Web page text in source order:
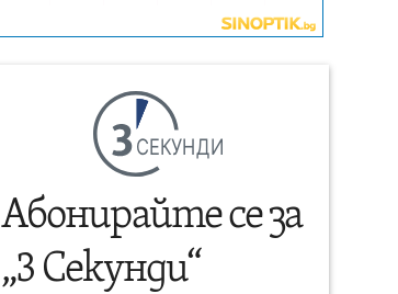
СЕКУНДИ
Абонирайте се за
„3 Секунди“